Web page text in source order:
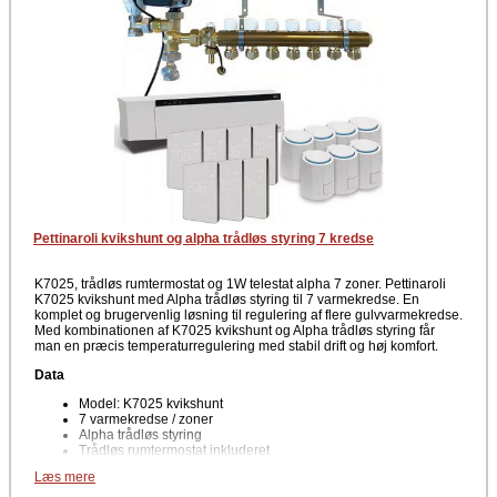
Pettinaroli kvikshunt og alpha trådløs styring 7 kredse
K7025, trådløs rumtermostat og 1W telestat alpha 7 zoner. Pettinaroli
K7025 kvikshunt med Alpha trådløs styring til 7 varmekredse. En
komplet og brugervenlig løsning til regulering af flere gulvvarmekredse.
Med kombinationen af K7025 kvikshunt og Alpha trådløs styring får
man en præcis temperaturregulering med stabil drift og høj komfort.
Data
Model: K7025 kvikshunt
7 varmekredse / zoner
Alpha trådløs styring
Trådløs rumtermostat inkluderet
Læs mere